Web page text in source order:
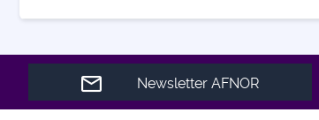
Newsletter AFNOR